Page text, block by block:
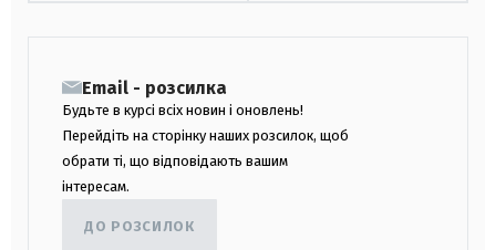
Email - розсилка
Будьте в курсі всіх новин і оновлень!
Перейдіть на сторінку наших розсилок, щоб
обрати ті, що відповідають вашим
інтересам.
ДО РОЗСИЛОК